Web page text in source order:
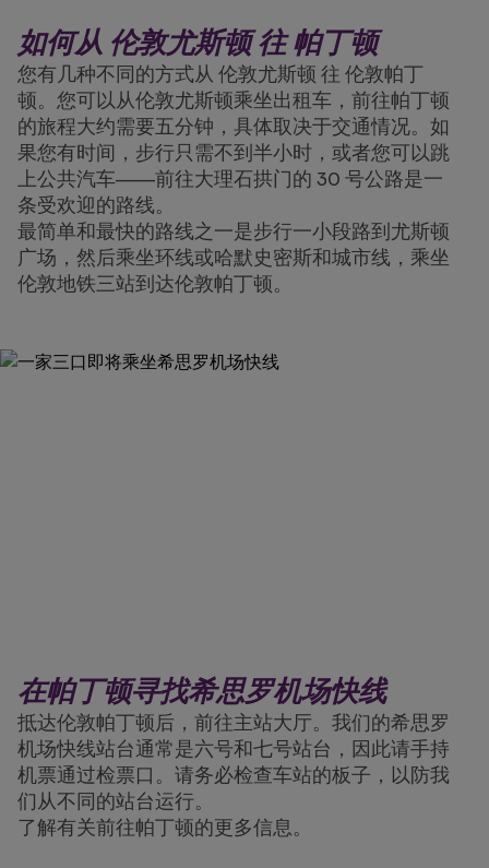
如何从 伦敦尤斯顿 往 帕丁顿
您有几种不同的方式从 伦敦尤斯顿 往 伦敦帕丁
顿。您可以从伦敦尤斯顿乘坐出租车，前往帕丁顿
的旅程大约需要五分钟，具体取决于交通情况。如
果您有时间，步行只需不到半小时，或者您可以跳
上公共汽车——前往大理石拱门的 30 号公路是一
条受欢迎的路线。
最简单和最快的路线之一是步行一小段路到尤斯顿
广场，然后乘坐环线或哈默史密斯和城市线，乘坐
伦敦地铁三站到达伦敦帕丁顿。
在帕丁顿寻找希思罗机场快线
抵达伦敦帕丁顿后，前往主站大厅。我们的希思罗
机场快线站台通常是六号和七号站台，因此请手持
机票通过检票口。请务必检查车站的板子，以防我
们从不同的站台运行。
了解有关前往帕丁顿的更多信息。